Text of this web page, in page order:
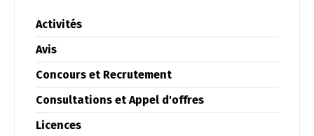
Activités
Avis
Concours et Recrutement
Consultations et Appel d'offres
Licences
Français